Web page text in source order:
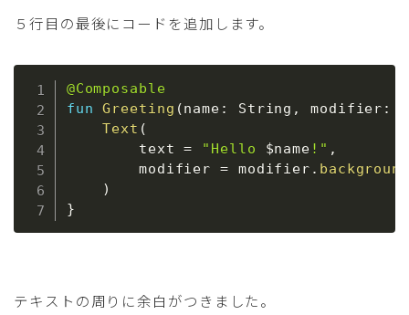
５行目の最後にコードを追加します。
@Composable
fun
Greeting (name : String , modifier :
Text (
        text
= "Hello $name !" ,
        modifier
= modifier . background
)
}
テキストの周りに余白がつきました。